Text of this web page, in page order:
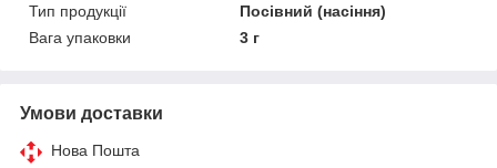
Тип продукції
Посівний (насіння)
Вага упаковки
3 г
Умови доставки
Нова Пошта